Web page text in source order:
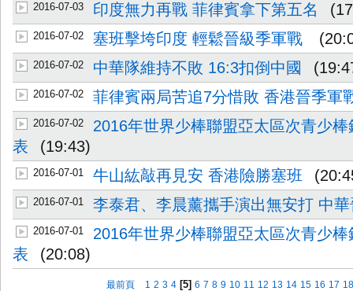
2016-07-03 印度無力再戰 菲律賓拿下第五名
2016-07-02 塞班擊垮印度 輕鬆晉級季軍戰
2016-07-02 中華隊維持不敗 16:3扣倒中國
2016-07-02 菲律賓兩局苦追7分惜敗 香港晉季軍
2016-07-02
2016年世界少棒聯盟亞太區次青少
表
(19:43)
2016-07-01 牛山紘敲再見安 香港險勝塞班
2016-07-01 李泰君、李晨薰攜手演出無安打 中
2016-07-01
2016年世界少棒聯盟亞太區次青少
表
(20:08)
最前頁 1 2 3 4 [5] 6 7 8 9 10 11 12 13 14 15 16 17 18